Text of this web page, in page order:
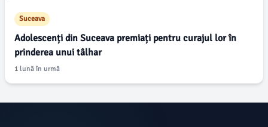
Suceava
Adolescenți din Suceava premiați pentru curajul lor în
prinderea unui tâlhar
1 lună în urmă